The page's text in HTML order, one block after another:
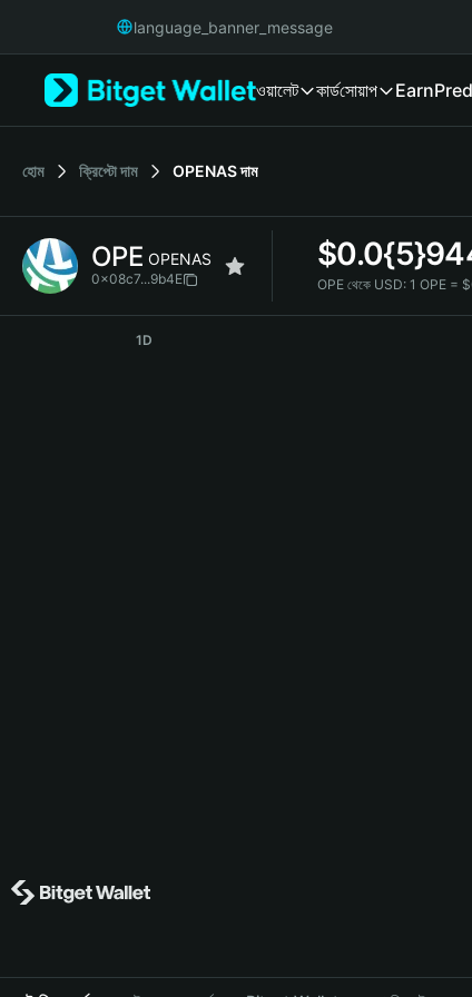
Русский
Italiano
简体中文
繁體中文
Bahasa Indonesia
language_banner_message
ওয়ালেট কার্ডসোয়াপ Earn
হোম ক্রিপ্টো দাম OPENASদাম
OPE OPENAS
0x08c7...9b4E
$
OPE থেকে USD: 1 OPE =
1D